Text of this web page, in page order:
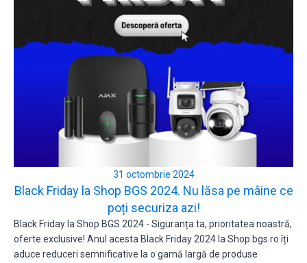
31 octombrie 2024
Black Friday la Shop BGS 2024. Nu lăsa pe mâine ce
poți securiza azi!
Black Friday la Shop BGS 2024 - Siguranța ta, prioritatea noastră,
oferte exclusive! Anul acesta Black Friday 2024 la Shop.bgs.ro îți
aduce reduceri semnificative la o gamă largă de produse